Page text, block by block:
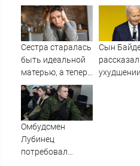
плода в
белорецкой
больнице
в
области
Сестра старалась
быть идеальной
матерью, а теперь
рыдает, потому
что у дочери к ней
куча претензий
Сын
ухудшении
Омбудсмен
Лубинец
потребовал